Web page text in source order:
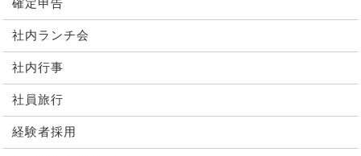
確定申告
社内ランチ会
社内行事
社員旅行
経験者採用